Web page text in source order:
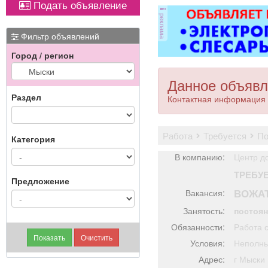
оборудованием,
имеется парковка, торг
уместен.
ковер»).
Подать объявление
Фильтр объявлений
Город / регион
Раздел
Категория
Предложение
реклама
Данное
Контактная информация
работа требуется
В компанию: Центр
Вакансия:
Занятость:
Обязанности:
Работа
Условия:
Адрес:
г Мыски